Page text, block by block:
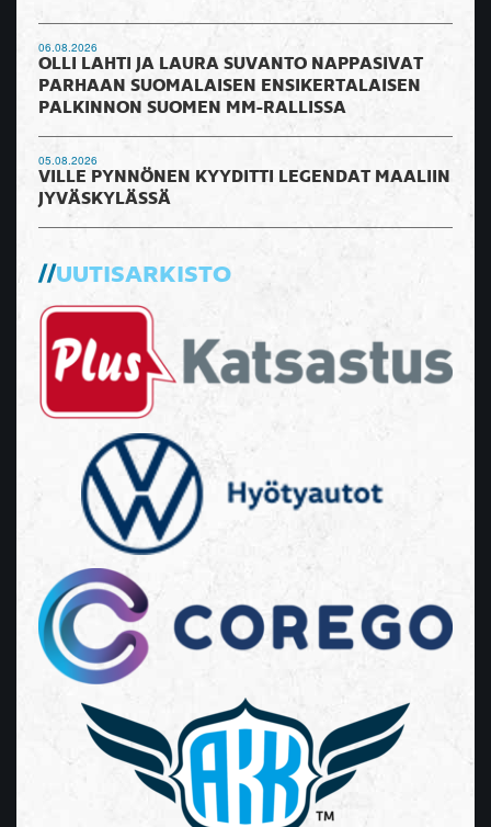
06.08.2026
OLLI LAHTI JA LAURA SUVANTO NAPPASIVAT
PARHAAN SUOMALAISEN ENSIKERTALAISEN
PALKINNON SUOMEN MM-RALLISSA
05.08.2026
VILLE PYNNÖNEN KYYDITTI LEGENDAT MAALIIN
JYVÄSKYLÄSSÄ
UUTISARKISTO